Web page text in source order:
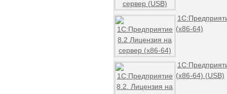
(x86-64)
(x86-64) (USB)